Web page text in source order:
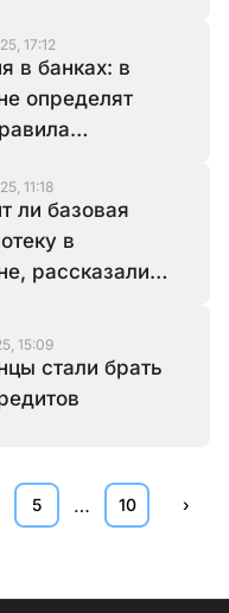
17:12
в банках: в
определят
11:18
ли базовая
в
рассказали
15:09
стали брать
5 … 10 ›